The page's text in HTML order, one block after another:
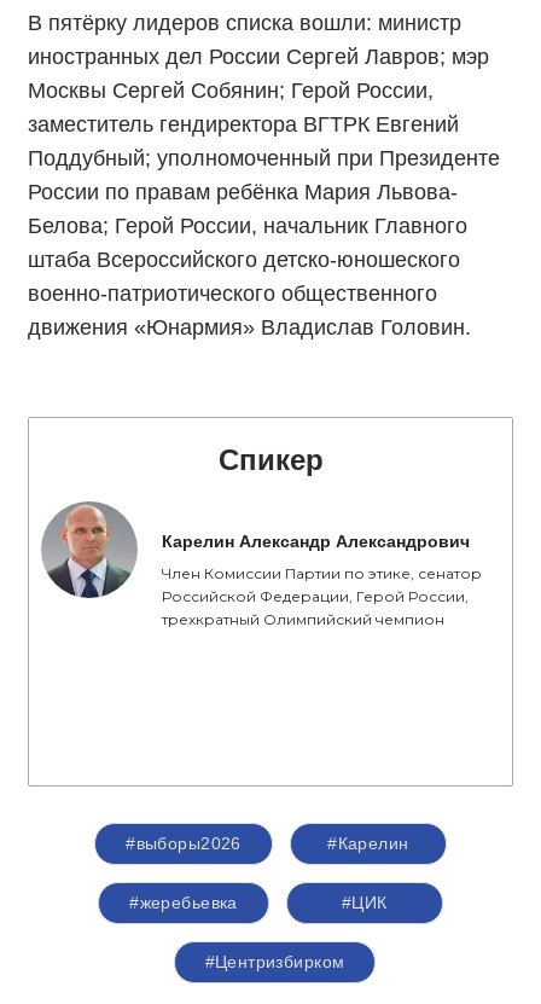
В пятёрку лидеров списка вошли: министр
иностранных дел России Сергей Лавров; мэр
Москвы Сергей Собянин; Герой России,
заместитель гендиректора ВГТРК Евгений
Поддубный; уполномоченный при Президенте
России по правам ребёнка Мария Львова-
Белова; Герой России, начальник Главного
штаба Всероссийского детско-юношеского
военно-патриотического общественного
движения «Юнармия» Владислав Головин.
Спикер
Карелин Александр Александрович
Член Комиссии Партии по этике, сенатор
Российской Федерации, Герой России,
трехкратный Олимпийский чемпион
#выборы2026 #Карелин
#жеребьевка #ЦИК
#Центризбирком